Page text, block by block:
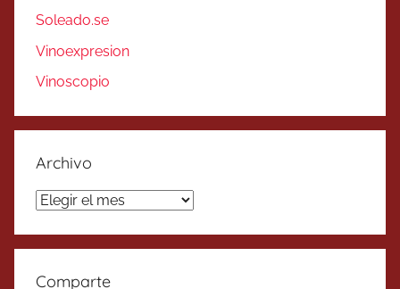
Soleado.se
Vinoexpresion
Vinoscopio
Archivo
Archivo
Comparte